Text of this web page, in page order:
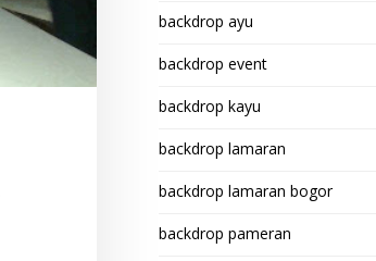
backdrop ayu
backdrop event
backdrop kayu
backdrop lamaran
backdrop lamaran bogor
backdrop pameran